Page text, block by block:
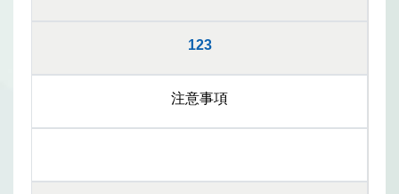
123
注意事項